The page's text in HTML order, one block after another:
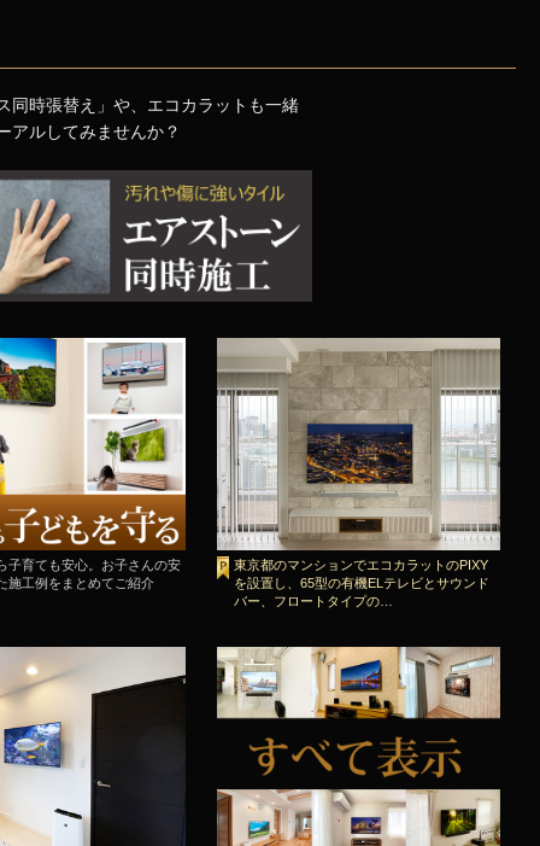
同時張替え」や、エコカラットも一緒
アルしてみませんか？
子育ても安心。お子さんの安
施工例をまとめてご紹介
東京都のマンションでエコカラットのPIXY
を設置し、65型の有機ELテレビとサウンド
バー、フロートタイプの…